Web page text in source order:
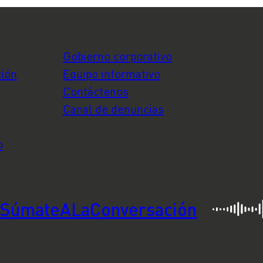
Gobierno corporativo
Equipo informativo
Contáctenos
Canal de denuncias
SúmateALaConversación